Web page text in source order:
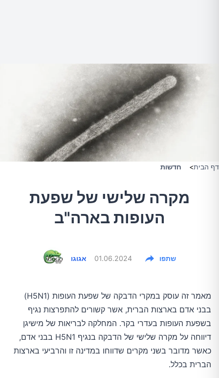
דף הבית> חדשות
מקרה שלישי של שפעת
העופות בארה"ב
אגוגו 01.06.2024 שתפו
מאמר זה עוסק במקרי הדבקה של שפעת העופות (H5N1)
בבני אדם בארצות הברית, אשר קשורים להתפרצות נגיף
בשפעת העופות בעדרי בקר. המחלקה לבריאות של מישיגן
דיווחה על מקרה שלישי של הדבקה בנגיף H5N1 בבני אדם,
כאשר מדובר בשני מקרים שדווחו במדינה זו והרביעי בארצות
הברית בכלל.